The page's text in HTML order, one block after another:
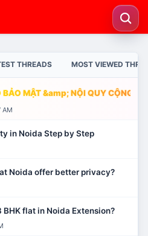
THREADS MOST VIEWED
BẢO MẬT &amp; NỘI QUY CỘNG
AM
in Noida Step by Step
Noida offer better privacy?
BHK flat in Noida Extension?